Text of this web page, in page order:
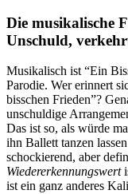
Die musikalische
Unschuld,
Musikalisch ist “Ein
Parodie. Wer erinnert
bisschen Frieden”?
unschuldige
Das ist so, als würde
ihn Ballett tanzen
schockierend, aber
Wiedererkennungswert
ist ein ganz anderes